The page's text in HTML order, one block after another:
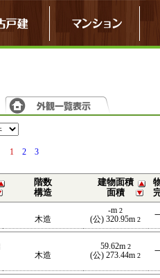
1 2 3
階数
構造
建物面積
面積
木造
-m 2
(公) 320.95m 2
木造
59.62m 2
(公) 273.44m 2